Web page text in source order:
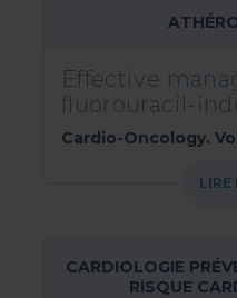
Effective
fluorouracil-
Cardio-Oncology.
LIRE
CARDIOLOGIE
RISQUE